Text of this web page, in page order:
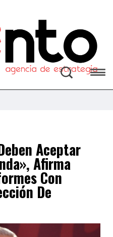
Aceptar
Afirma
Con
De